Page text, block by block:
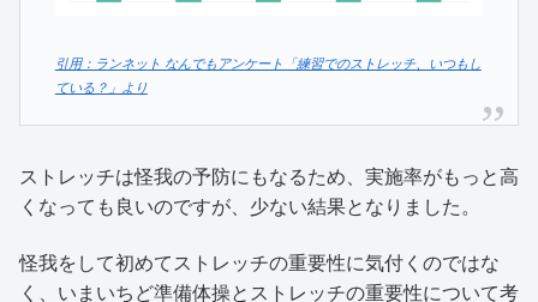
引用：ランネット なんでもアンケート「練習でのストレッチ、いつもし
ている？」より
ストレッチは怪我の予防にもなるため、実施率がもっと高
くなっても良いのですが、少ない結果となりました。
怪我をして初めてストレッチの重要性に気付くのではな
く、いまいちど準備体操とストレッチの重要性について考